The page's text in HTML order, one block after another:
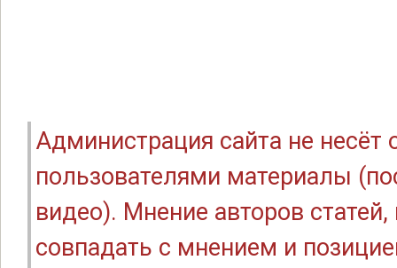
Администрация сайта не
пользователями материалы
видео). Мнение авторов
совпадать с мнением и